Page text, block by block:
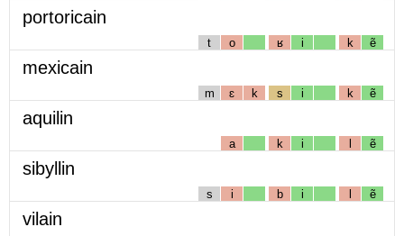
portoricain
t o ʁ i k ẽ
mexicain
m ɛ k s i k ẽ
aquilin
a k i l ẽ
sibyllin
s i b i l ẽ
vilain